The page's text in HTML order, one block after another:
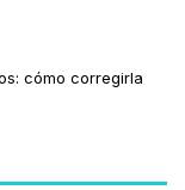
cómo corregirla